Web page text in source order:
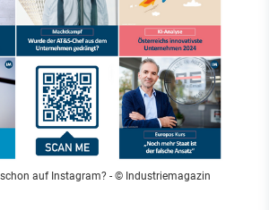
auf Instagram?- © Industriemagazin